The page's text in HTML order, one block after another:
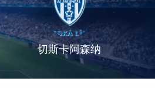
切斯卡阿森纳